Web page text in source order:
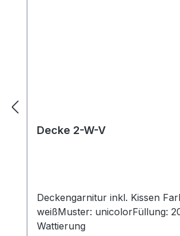
Decke 2-W-V
Deckengarnitur inkl. Kissen
weißMuster: unicolorFüllung:
Wattierung